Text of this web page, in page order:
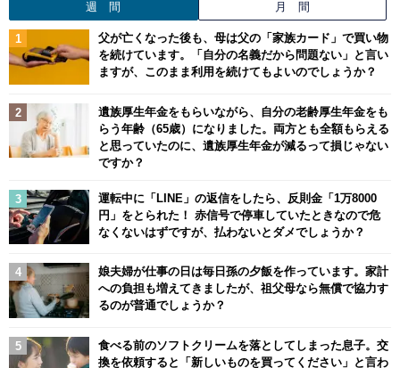
週 間 月 間
父が亡くなった後も、母は父の「家族カード」で買い物
を続けています。「自分の名義だから問題ない」と言い
ますが、このまま利用を続けてもよいのでしょうか？
遺族厚生年金をもらいながら、自分の老齢厚生年金をも
らう年齢（65歳）になりました。両方とも全額もらえる
と思っていたのに、遺族厚生年金が減るって損じゃない
ですか？
運転中に「LINE」の返信をしたら、反則金「1万8000
円」をとられた！ 赤信号で停車していたときなので危
なくないはずですが、払わないとダメでしょうか？
娘夫婦が仕事の日は毎日孫の夕飯を作っています。家計
への負担も増えてきましたが、祖父母なら無償で協力す
るのが普通でしょうか？
食べる前のソフトクリームを落としてしまった息子。交
換を依頼すると「新しいものを買ってください」と言わ